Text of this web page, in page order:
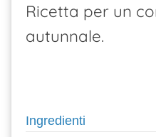
Ricetta per un
autunnale.
Ingredienti